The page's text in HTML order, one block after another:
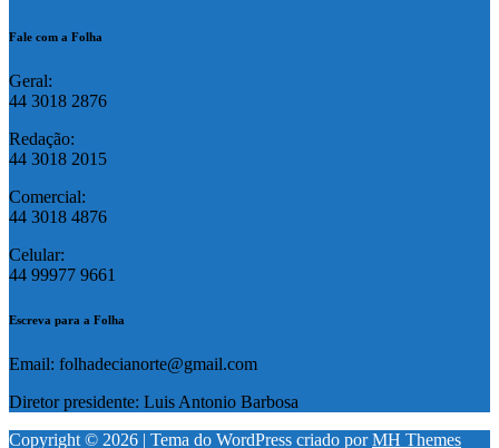
Fale com a Folha
Geral:
44 3018 2876
Redação:
44 3018 2015
Comercial:
44 3018 4876
Celular:
44 99977 9661
Escreva para a Folha
Email: folhadecianorte@gmail.com
Diretor presidente: Luis Antonio Barbosa
Copyright © 2026 | Tema do WordPress criado porMH Themes